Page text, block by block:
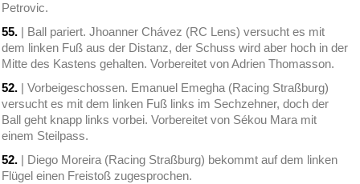
Petrovic.
55. | Ball pariert. Jhoanner Chávez (RC Lens) versucht es mit
dem linken Fuß aus der Distanz, der Schuss wird aber hoch in der
Mitte des Kastens gehalten. Vorbereitet von Adrien Thomasson.
52. | Vorbeigeschossen. Emanuel Emegha (Racing Straßburg)
versucht es mit dem linken Fuß links im Sechzehner, doch der
Ball geht knapp links vorbei. Vorbereitet von Sékou Mara mit
einem Steilpass.
52. | Diego Moreira (Racing Straßburg) bekommt auf dem linken
Flügel einen Freistoß zugesprochen.